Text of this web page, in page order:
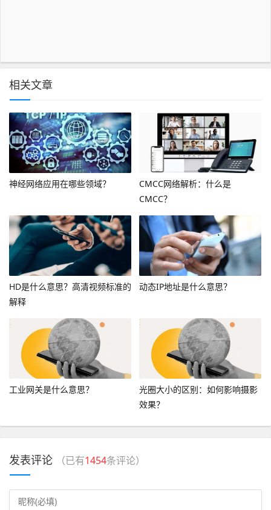
相关文章
神经网络应用在哪些领域？
CMCC网络解析：什么是
CMCC？
HD是什么意思？高清视频标准的
解释
动态IP地址是什么意思？
工业网关是什么意思？
光圈大小的区别：如何影响摄影
效果？
发表评论 （已有1454条评论）